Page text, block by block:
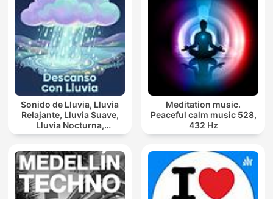
Sonido de Lluvia, Lluvia
Relajante, Lluvia Suave,
Lluvia Nocturna,
Descanso Con Lluvia
Meditation music.
Peaceful calm music 528,
432 Hz